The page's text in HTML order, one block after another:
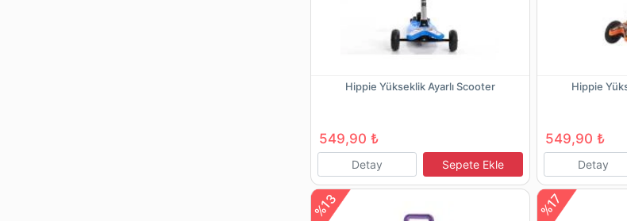
Hippie Yükseklik Ayarlı Scooter
549,90 ₺
Detay Sepete Ekle
Hippie
549,90 ₺
Detay
%13 %17